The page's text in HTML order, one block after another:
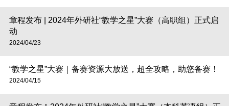
章程发布 | 2024年外研社“教学之星”大赛（高职组）正式启
动
2024/04/23
“教学之星”大赛｜备赛资源大放送，超全攻略，助您备赛！
2024/04/15